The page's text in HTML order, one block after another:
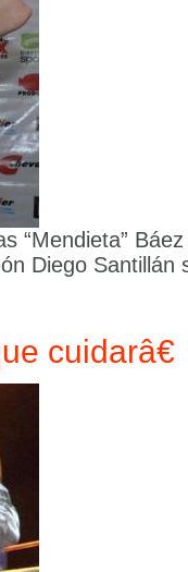
“Mendieta”
Diego Santillán
cuidarâ€